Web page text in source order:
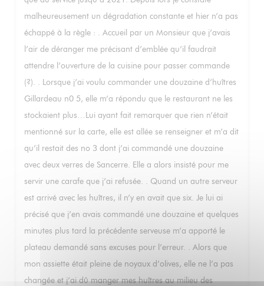
malheureusement un dégradation constante et hier n’a pas
échappé à la règle : . Accueil par un Monsieur que j’avais
l’air de déranger me précisant d’emblée qu’il faudrait
attendre l’ouverture de la cuisine pour passer commande
(?). . Lorsque j’ai voulu commander une douzaine d’huîtres
Gillardeau n0 5, elle m’a répondu que le restaurant ne les
stockaient plus…Lui ayant fait remarquer que rien n’était
mentionné sur la carte, elle est allée se renseigner et m’a dit
qu’il restait des no 3 dont j’ai commandé une douzaine
avec deux verres de Sancerre. Elle a alors insisté pour me
servir une carafe que j’ai refusée. . Quand un autre serveur
est arrivé avec les huîtres, il n’y en avait que six. Je lui ai
précisé que j’en avais commandé une douzaine et quelques
minutes plus tard la précédente serveuse m’a apporté le
plateau demandé sans excuses pour l’erreur. . Alors que
mon assiette était pleine de noyaux d’olives, elle ne l’a pas
changée et j’ai dû manger mes huîtres au milieu des